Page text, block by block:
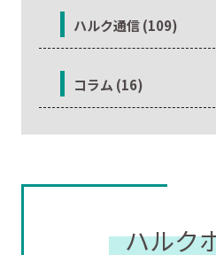
ハルク通信 (109)
コラム (16)
ハルク